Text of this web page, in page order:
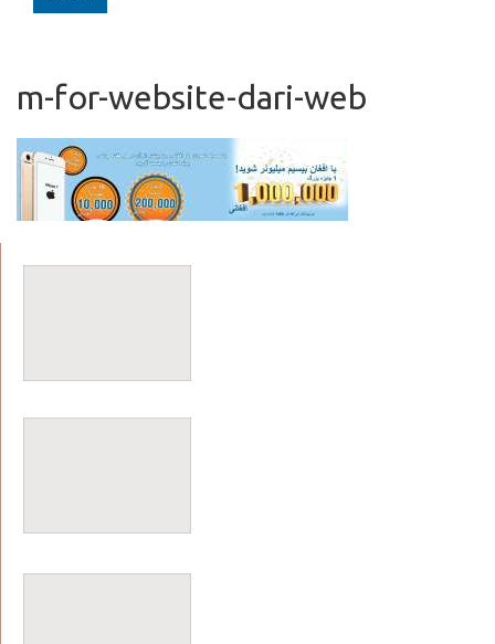
m-for-website-dari-web